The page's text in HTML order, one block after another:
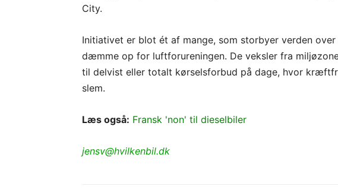
City.
Initiativet er blot ét af mange, som storbyer verden
dæmme op for luftforureningen. De veksler fra
til delvist eller totalt kørselsforbud på dage, hvor
slem.
Læs også: Fransk 'non' til dieselbiler
jensv@hvilkenbil.dk